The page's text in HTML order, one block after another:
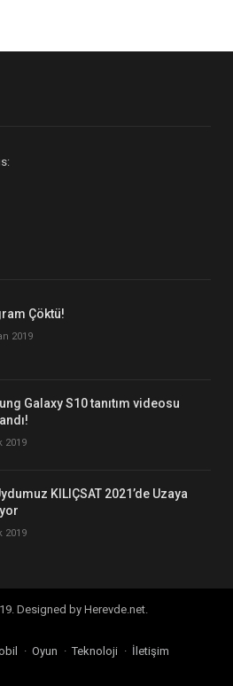
Çöktü!
2019
Galaxy S10 tanıtım videosu
2019
KILIÇSAT 2021’de Uzaya
2019
Designed by Herevde.net.
Oyun Teknoloji
İletişim